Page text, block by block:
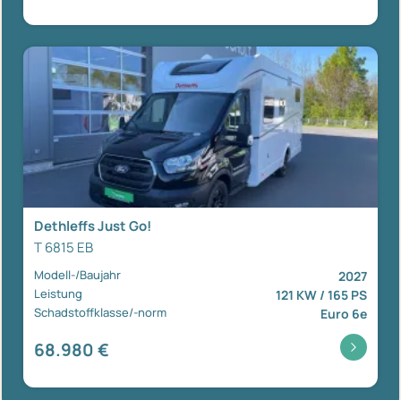
Dethleffs Just Go!
T 6815 EB
Modell-/Baujahr 2027
Leistung 121 KW / 165 PS
Schadstoffklasse/-norm Euro 6e
68.980 €